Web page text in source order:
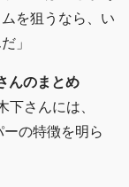
を狙うなら、い
」
んのまとめ
下さんには、
の特徴を明ら